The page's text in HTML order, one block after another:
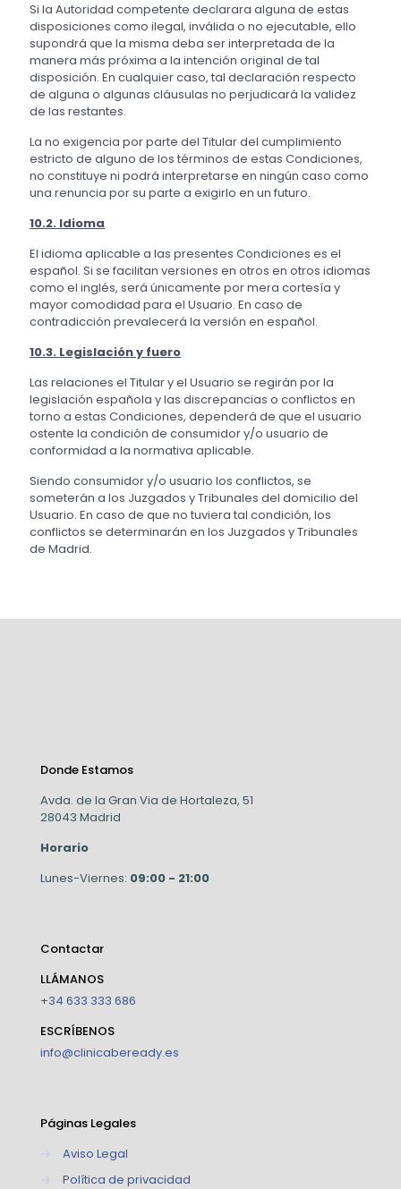
Si la Autoridad competente declarara alguna de estas
disposiciones como ilegal, inválida o no ejecutable, ello
supondrá que la misma deba ser interpretada de la
manera más próxima a la intención original de tal
disposición. En cualquier caso, tal declaración respecto
de alguna o algunas cláusulas no perjudicará la validez
de las restantes.
La no exigencia por parte del Titular del cumplimiento
estricto de alguno de los términos de estas Condiciones,
no constituye ni podrá interpretarse en ningún caso como
una renuncia por su parte a exigirlo en un futuro.
10.2. Idioma
El idioma aplicable a las presentes Condiciones es el
español. Si se facilitan versiones en otros en otros idiomas
como el inglés, será únicamente por mera cortesía y
mayor comodidad para el Usuario. En caso de
contradicción prevalecerá la versión en español.
10.3. Legislación y fuero
Las relaciones el Titular y el Usuario se regirán por la
legislación española y las discrepancias o conflictos en
torno a estas Condiciones, dependerá de que el usuario
ostente la condición de consumidor y/o usuario de
conformidad a la normativa aplicable.
Siendo consumidor y/o usuario los conflictos, se
someterán a los Juzgados y Tribunales del domicilio del
Usuario. En caso de que no tuviera tal condición, los
conflictos se determinarán en los Juzgados y Tribunales
de Madrid.
Donde Estamos
Avda. de la Gran Via de Hortaleza, 51
28043 Madrid
Horario
Lunes-Viernes: 09:00 - 21:00
Contactar
LLÁMANOS
+34 633 333 686
ESCRÍBENOS
info@clinicabeready.es
Páginas Legales
→
Aviso Legal
→
Política de privacidad